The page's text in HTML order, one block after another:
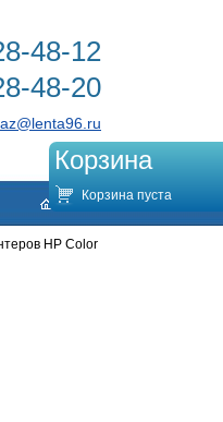
48-12
48-20
Корзина
Корзина пуста
HP Color